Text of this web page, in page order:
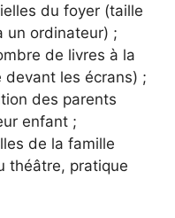
du foyer (taille
un ordinateur) ;
de livres à la
devant les écrans) ;
des parents
enfant ;
de la famille
théâtre, pratique